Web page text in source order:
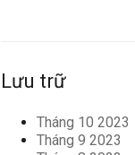
Lưu trữ
Tháng 10 2023
Tháng 9 2023